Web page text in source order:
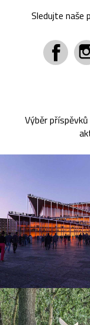
Sledujte naše
Výběr